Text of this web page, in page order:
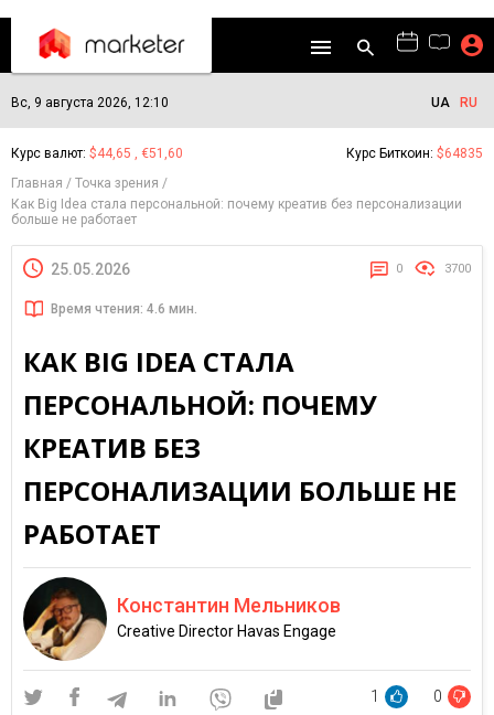
Вс, 9 августа 2026, 12:10 UA RU
Курс валют: $44,65 , €51,60 Курс Биткоин: $64835
Главная
Точка зрения
Как Big Idea стала персональной: почему креатив без персонализации
больше не работает
25.05.2026 0 3700
Время чтения: 4.6 мин.
КАК BIG IDEA СТАЛА
ПЕРСОНАЛЬНОЙ: ПОЧЕМУ
КРЕАТИВ БЕЗ
ПЕРСОНАЛИЗАЦИИ БОЛЬШЕ НЕ
РАБОТАЕТ
Константин Мельников
Creative Director Havas Engage
1 0